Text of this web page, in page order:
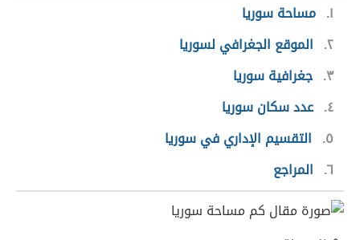
١ مساحة سوريا
٢ الموقع الجغرافي لسوريا
٣ جغرافية سوريا
٤ عدد سكان سوريا
٥
التقسيم الإداري في سوريا
٦ المراجع